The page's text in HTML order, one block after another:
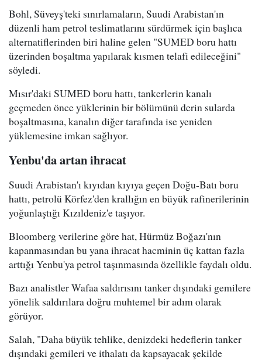
Bohl, Süveyş'teki sınırlamaların, Suudi Arabistan'ın
düzenli ham petrol teslimatlarını sürdürmek için başlıca
alternatiflerinden biri haline gelen "SUMED boru hattı
üzerinden boşaltma yapılarak kısmen telafi edileceğini"
söyledi.
Mısır'daki SUMED boru hattı, tankerlerin kanalı
geçmeden önce yüklerinin bir bölümünü derin sularda
boşaltmasına, kanalın diğer tarafında ise yeniden
yüklemesine imkan sağlıyor.
Yenbu'da artan ihracat
Suudi Arabistan'ı kıyıdan kıyıya geçen Doğu-Batı boru
hattı, petrolü Körfez'den krallığın en büyük rafinerilerinin
yoğunlaştığı Kızıldeniz'e taşıyor.
Bloomberg verilerine göre hat, Hürmüz Boğazı'nın
kapanmasından bu yana ihracat hacminin üç kattan fazla
arttığı Yenbu'ya petrol taşınmasında özellikle faydalı oldu.
Bazı analistler Wafaa saldırısını tanker dışındaki gemilere
yönelik saldırılara doğru muhtemel bir adım olarak
görüyor.
Salah, "Daha büyük tehlike, denizdeki hedeflerin tanker
dışındaki gemileri ve ithalatı da kapsayacak şekilde